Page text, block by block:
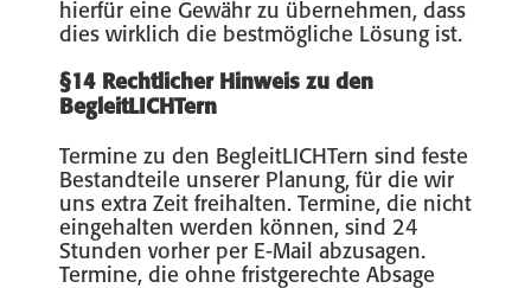
hierfür eine Gewähr zu übernehmen, dass
dies wirklich die bestmögliche Lösung ist.
§14 Rechtlicher Hinweis zu den
BegleitLICHTern
Termine zu den BegleitLICHTern sind feste
Bestandteile unserer Planung, für die wir
uns extra Zeit freihalten. Termine, die nicht
eingehalten werden können, sind 24
Stunden vorher per E-Mail abzusagen.
Termine, die ohne fristgerechte Absage